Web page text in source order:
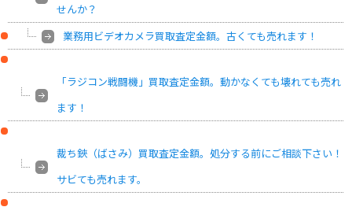
せんか？
業務用ビデオカメラ買取査定金額。古くても売れます！
「ラジコン戦闘機」買取査定金額。動かなくても壊れても売れ
ます！
裁ち鋏（ばさみ）買取査定金額。処分する前にご相談下さい！
サビても売れます。